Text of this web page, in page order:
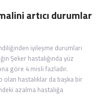
artıcı durumlar
iyileşme durumları
Şeker hastalığında yüz
göre 4 misli fazladır.
olan hastalıklar da başka bir
azalma hastalığa